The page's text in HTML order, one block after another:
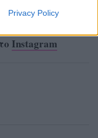
Privacy Policy
Instagram